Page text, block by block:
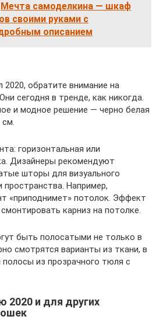
Мечта самоделкина — шкаф
своими руками с
описанием
обратите внимание на
сегодня в тренде, как никогда.
и модное решение — черно белая
см.
горизонтальная или
Дизайнеры рекомендуют
шторы для визуального
пространства. Например,
«приподнимет» потолок. Эффект
карниз на потолке.
быть полосатыми не только в
смотрятся варианты из ткани, в
из прозрачного тюля с
и для других